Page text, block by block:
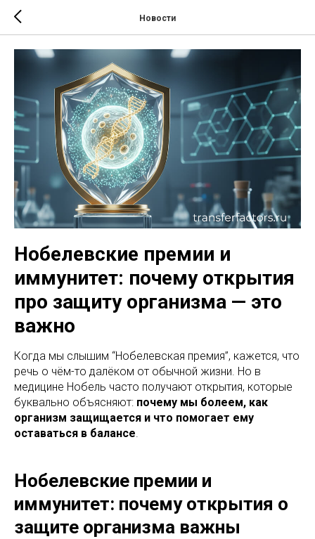
Новости
Нобелевские премии и
иммунитет: почему открытия
про защиту организма — это
важно
Когда мы слышим “Нобелевская премия”, кажется, что
речь о чём-то далёком от обычной жизни. Но в
медицине Нобель часто получают открытия, которые
буквально объясняют: почему мы болеем, как
организм защищается и что помогает ему
оставаться в балансе.
Нобелевские премии и
иммунитет: почему открытия о
защите организма важны